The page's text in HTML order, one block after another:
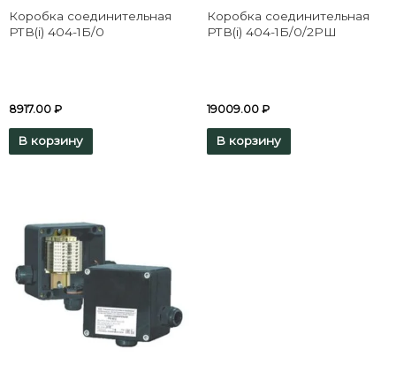
Коробка соединительная
РТВ(i) 404-1Б/0
8917.00 ₽
В корзину
Коробка соединительная
РТВ(i) 404-1Б/0/2РШ
19009.00 ₽
В корзину